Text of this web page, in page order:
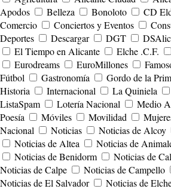
Apodos
Belleza Bonoloto CD
Comercio
Conciertos y Eventos
Deportes
Descargar DGT
El Tiempo en Alicante
Elche .C.F.
Eurodreams
EuroMillones
Fútbol
Gastronomía Gordo de la
Historia
Internacional La Quiniela
ListaSpam
Lotería Nacional Medio
Poesía
Móviles Movilidad
Nacional
Noticias Noticias de Alcoy
Noticias de Altea
Noticias de
Noticias de Benidorm
Noticias de
Noticias de Calpe
Noticias de Campello
Noticias de El Salvador
Noticias de